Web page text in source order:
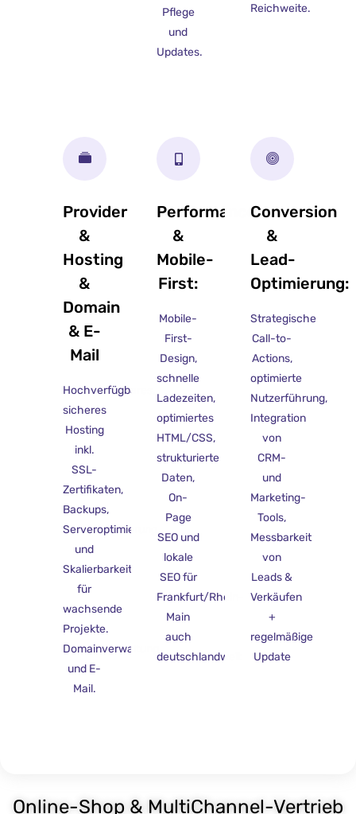
Pflege
und
Updates.
Reichweite.
Provider
&
Hosting
&
Domain
& E-
Mail
Hochverfügbares,
sicheres
Hosting
inkl.
SSL-
Zertifikaten,
Backups,
Serveroptimierung
und
Skalierbarkeit
für
wachsende
Projekte.
Domainverwaltung
und E-
Mail.
Performance
&
Mobile-
First:
Mobile-
First-
Design,
schnelle
Ladezeiten,
optimiertes
HTML/CSS,
strukturierte
Daten,
On-
Page
SEO und
lokale
SEO für
Frankfurt/Rhein-
Main
auch
deutschlandweit
Conversion
&
Lead-
Optimierung:
Strategische
Call-to-
Actions,
optimierte
Nutzerführung,
Integration
von
CRM-
und
Marketing-
Tools,
Messbarkeit
von
Leads &
Verkäufen
+
regelmäßige
Update
Online-Shop & MultiChannel-Vertrieb